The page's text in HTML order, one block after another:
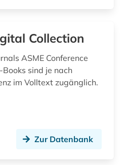
heil- und hilfsmittel (1)
historische persönlichkeit (1)
Collection
je nach
im Volltext zugänglich.
Zur Datenbank